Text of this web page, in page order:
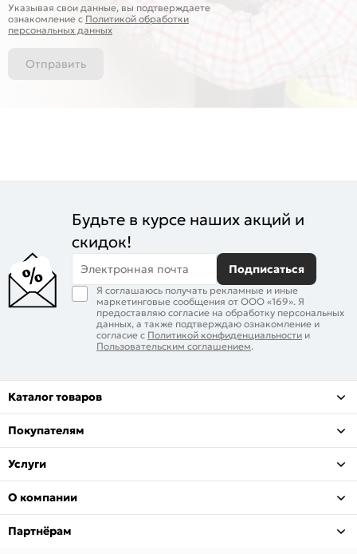
Указывая свои данные, вы подтверждаете
ознакомление c Политикой обработки
персональных данных
Отправить
Будьте в курсе наших акций и
скидок!
Электронная почта Подписаться
Я соглашаюсь получать рекламные и иные
маркетинговые сообщения от ООО «169». Я
предоставляю согласие на обработку персональных
данных, а также подтверждаю ознакомление и
согласие с Политикой конфиденциальности и
Пользовательским соглашением.
Каталог товаров
Покупателям
Услуги
О компании
Партнёрам